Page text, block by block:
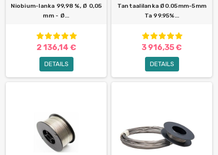
Niobium-lanka 99,98 %, Ø 0,05
mm - Ø...
2 136,14 €
DETAILS
Tantaalilanka Ø0.05mm-5mm
Ta 99.95%...
3 916,35 €
DETAILS